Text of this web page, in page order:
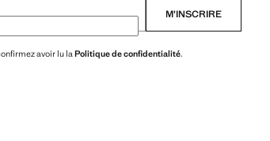
M’INSCRIRE
avoir lu laPolitique de confidentialité.